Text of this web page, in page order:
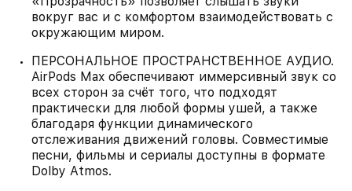
вокруг вас и с комфортом взаимодействовать с
окружающим миром.
ПЕРСОНАЛЬНОЕ ПРОСТРАНСТВЕННОЕ АУДИО.
AirPods Max обеспечивают иммерсивный звук со
всех сторон за счёт того, что подходят
практически для любой формы ушей, а также
благодаря функции динамического
отслеживания движений головы. Совместимые
песни, фильмы и сериалы доступны в формате
Dolby Atmos.